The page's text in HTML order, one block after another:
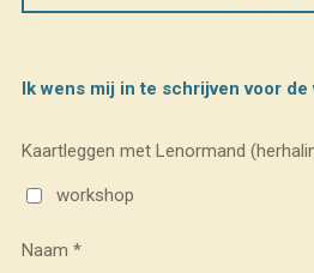
Ik wens mij in te schrijven voor
Kaartleggen met Lenormand
workshop
Naam *